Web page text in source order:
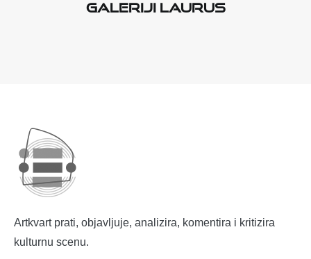
Galeriji Laurus
Artkvart prati, objavljuje, analizira, komentira i kritizira
kulturnu scenu.